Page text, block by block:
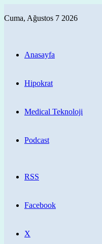
Cuma, Ağustos 7 2026
Anasayfa
Hipokrat
Medical Teknoloji
Podcast
RSS
Facebook
X